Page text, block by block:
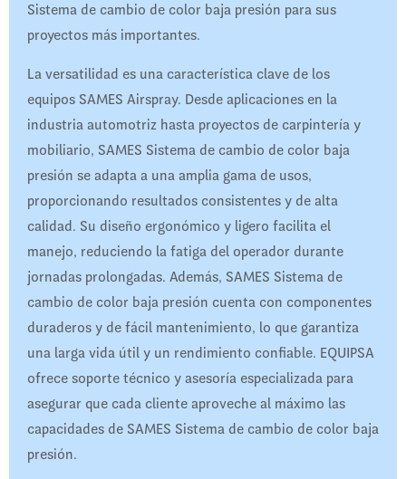
Sistema de cambio de color baja presión para sus
proyectos más importantes.​
La versatilidad es una característica clave de los
equipos SAMES Airspray. Desde aplicaciones en la
industria automotriz hasta proyectos de carpintería y
mobiliario, SAMES Sistema de cambio de color baja
presión se adapta a una amplia gama de usos,
proporcionando resultados consistentes y de alta
calidad. Su diseño ergonómico y ligero facilita el
manejo, reduciendo la fatiga del operador durante
jornadas prolongadas. Además, SAMES Sistema de
cambio de color baja presión cuenta con componentes
duraderos y de fácil mantenimiento, lo que garantiza
una larga vida útil y un rendimiento confiable. EQUIPSA
ofrece soporte técnico y asesoría especializada para
asegurar que cada cliente aproveche al máximo las
capacidades de SAMES Sistema de cambio de color baja
presión.​